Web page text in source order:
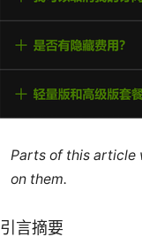
Parts of this article
on them.
引言摘要